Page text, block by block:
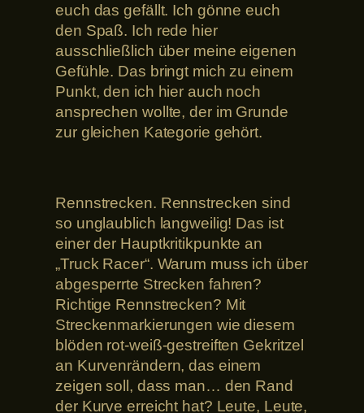
euch das gefällt. Ich gönne euch
den Spaß. Ich rede hier
ausschließlich über meine eigenen
Gefühle. Das bringt mich zu einem
Punkt, den ich hier auch noch
ansprechen wollte, der im Grunde
zur gleichen Kategorie gehört.
Rennstrecken. Rennstrecken sind
so unglaublich langweilig! Das ist
einer der Hauptkritikpunkte an
„Truck Racer“. Warum muss ich über
abgesperrte Strecken fahren?
Richtige Rennstrecken? Mit
Streckenmarkierungen wie diesem
blöden rot-weiß-gestreiften Gekritzel
an Kurvenrändern, das einem
zeigen soll, dass man… den Rand
der Kurve erreicht hat? Leute, Leute,